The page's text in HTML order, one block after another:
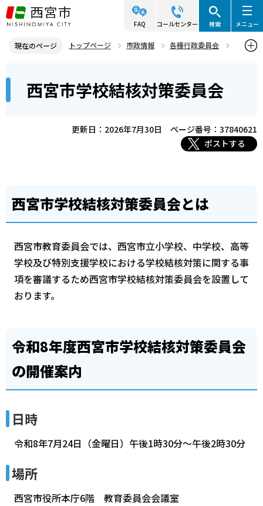
こ
の
ジ
先
FAQ コールセンター 検索 メニュー
現在のページ トップページ 市政情報
各種行政委員会
こ
西宮市学校結核対策委員会
更新日：2026年7月30日
ページ番号：37840621
ポストする
西宮市学校結核対策委員会とは
西宮市教育委員会では、西宮市立小学校、中学校、高等
学校及び特別支援学校における学校結核対策に関する事
項を審議するため西宮市学校結核対策委員会を設置して
おります。
令和8年度西宮市学校結核対策委員会
の開催案内
日時
令和8年7月24日（金曜日）午後1時30分～午後2時30分
場所
西宮市役所本庁6階 教育委員会会議室